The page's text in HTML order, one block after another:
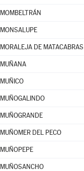
MOMBELTRÁN
MONSALUPE
MORALEJA DE MATACABRAS
MUÑANA
MUÑICO
MUÑOGALINDO
MUÑOGRANDE
MUÑOMER DEL PECO
MUÑOPEPE
MUÑOSANCHO